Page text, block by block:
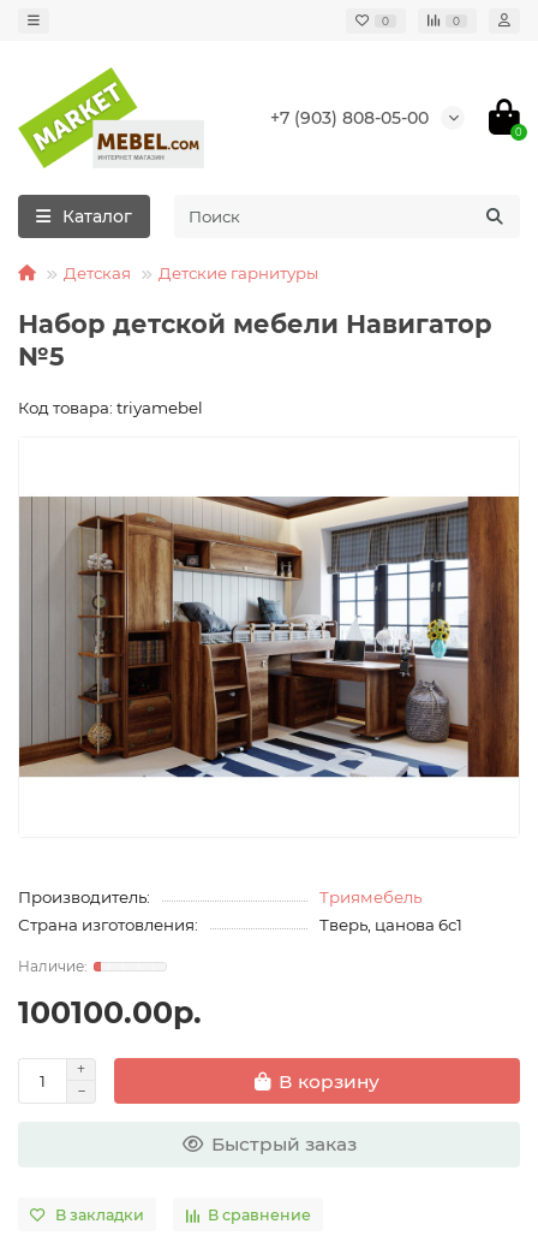
0 0
+7 (903) 808-05-00
0
Каталог
Детская Детские гарнитуры
Набор детской мебели Навигатор
№5
Код товара: triyamebel
Производитель:
Триямебель
Страна изготовления:
Тверь, цанова 6с1
100100.00р.
В корзину
Быстрый заказ
В закладки В сравнение